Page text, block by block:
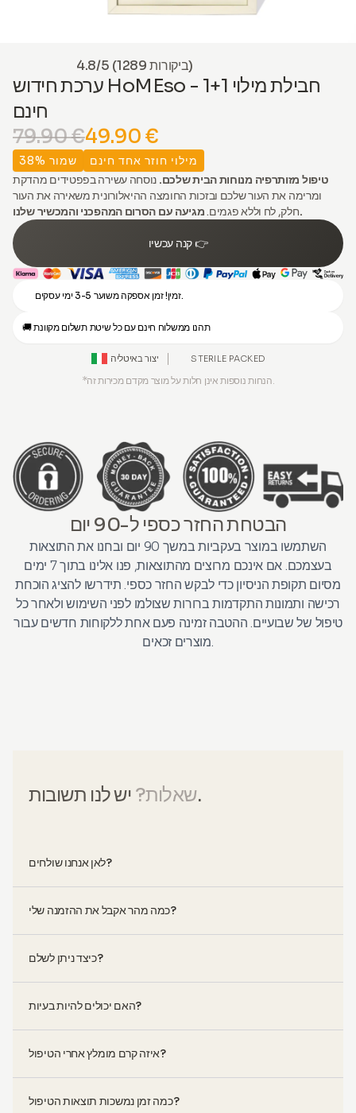
4.8/5 (1289 ביקורות)
ערכת חידוש HoMEso - 1+1 חבילת מילוי
חינם
79.90 €49.90 €
שמור 38%
מילוי חוזר אחד חינם
טיפול מזותרפיה מנוחות הבית שלכם. נוסחה עשירה בפפטידים מהדקת
ומרימה את העור שלכם ובזכות החומצה ההיאלורונית משאירה את העור
חלק, לח וללא פגמים.מגיעה עם הסרום המהפכני והמכשיר שלנו.
קנה עכשיו 👉
זמין! זמן אספקה משוער 3-5 ימי עסקים.
🚚 תהנו ממשלוח חינם עם כל שיטת תשלום מקוונת
יצור באיטליה STERILE PACKED
הבטחת החזר כספי ל-90 יום
השתמשו במוצר בעקביות במשך 90 יום ובחנו את התוצאות
בעצמכם. אם אינכם מרוצים מהתוצאות, פנו אלינו בתוך 7 ימים
מסיום תקופת הניסיון כדי לבקש החזר כספי. תידרשו להציג הוכחת
רכישה ותמונות התקדמות ברורות שצולמו לפני השימוש ולאחר כל
טיפול של שבועיים. ההטבה זמינה פעם אחת ללקוחות חדשים עבור
מוצרים זכאים.
שאלות?יש לנו תשובות.
לאן אנחנו שולחים?
כמה מהר אקבל את ההזמנה שלי?
כיצד ניתן לשלם?
האם יכולים להיות בעיות?
איזה קרם מומלץ אחרי הטיפול?
כמה זמן נמשכות תוצאות הטיפול?